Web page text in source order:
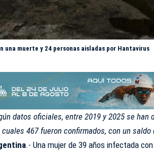
muerte y 24 personas aisladas por Hantavirus
datos oficiales, entre 2019 y 2025 se
467 fueron confirmados, con un
.- Una mujer de 39 años infectada